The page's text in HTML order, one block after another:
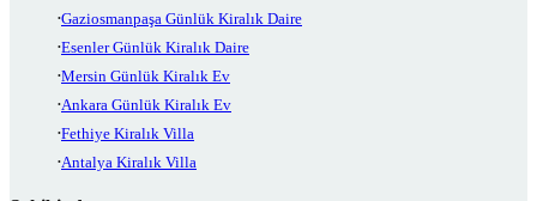
Gaziosmanpaşa Günlük Kiralık Daire
Esenler Günlük Kiralık Daire
Mersin Günlük Kiralık Ev
Ankara Günlük Kiralık Ev
Fethiye Kiralık Villa
Antalya Kiralık Villa